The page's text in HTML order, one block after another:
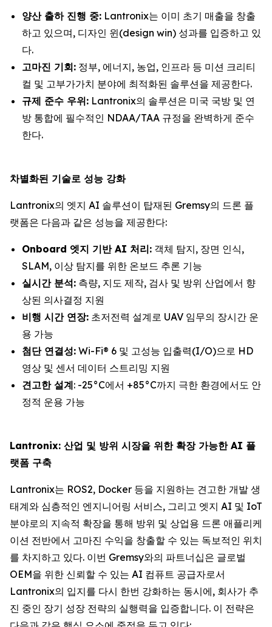
양산 출하 진행 중: Lantronix는 이미 초기 매출을 창출
하고 있으며, 디자인 윈(design win) 성과를 입증하고 있
다.
고마진 기회: 정부, 에너지, 농업, 인프라 등 미션 크리티
컬 및 고부가가치 분야에 최적화된 솔루션을 제공한다.
규제 준수 우위: Lantronix의 솔루션은 미국 국방 및 연
방 통합에 필수적인 NDAA/TAA 규정을 완벽하게 준수
한다.
차별화된 기술로 성능 강화
Lantronix의 엣지 AI 솔루션이 탑재된 Gremsy의 드론 플
랫폼은 다음과 같은 성능을 제공한다:
Onboard 엣지 기반 AI 처리: 객체 탐지, 장면 인식,
SLAM, 이상 탐지를 위한 온보드 추론 기능
실시간 분석: 측량, 지도 제작, 검사 및 방위 산업에서 향
상된 의사결정 지원
비행 시간 연장: 초저전력 설계로 UAV 임무의 장시간 운
용 가능
첨단 연결성: Wi-Fi® 6 및 고성능 입출력(I/O)으로 HD
영상 및 센서 데이터 스트리밍 지원
견고한 설계: -25°C에서 +85°C까지 극한 환경에서도 안
정적 운용 가능
Lantronix: 산업 및 방위 시장을 위한 확장 가능한 AI 플
랫폼 구축
Lantronix는 ROS2, Docker 등을 지원하는 견고한 개발 생
태계와 심층적인 엔지니어링 서비스, 그리고 엣지 AI 및 IoT
분야로의 지속적 확장을 통해 방위 및 상업용 드론 애플리케
이션 전반에서 고마진 수익을 창출할 수 있는 독보적인 위치
를 차지하고 있다. 이번 Gremsy와의 파트너십은 글로벌
OEM을 위한 신뢰할 수 있는 AI 컴퓨트 공급자로서
Lantronix의 입지를 다시 한번 강화하는 동시에, 회사가 추
진 중인 장기 성장 전략의 실행력을 입증합니다. 이 전략은